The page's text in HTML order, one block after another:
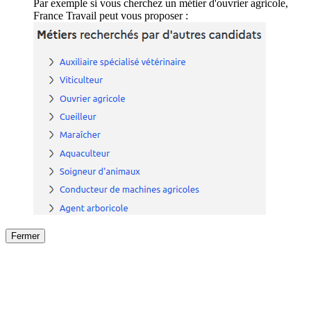
Par exemple si vous cherchez un métier d'ouvrier agricole,
France Travail peut vous proposer :
Fermer